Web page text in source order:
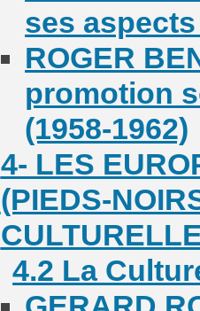
ses
ROGER
promotion
(1958-1962)
4- LES
(PIEDS-
4.2 La